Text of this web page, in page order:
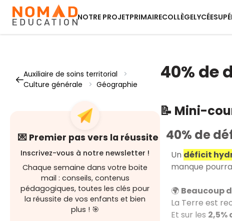
NOTRE PROJETPRIMAIRECOLLÈGELYCÉE
Auxiliaire de soins territorial
>
Culture générale
> Géographie
💌 Premier pas vers la réussite
Inscrivez-vous à notre newsletter !
Chaque semaine dans votre boite
mail : conseils, contenus
pédagogiques, toutes les clés pour
la réussite de vos enfants et bien
plus ! 🎯
40% de
📝 Mini-
40% de
Un déficit
manque
🌍 Beaucoup
La Terre est
Et sur les 2,5%